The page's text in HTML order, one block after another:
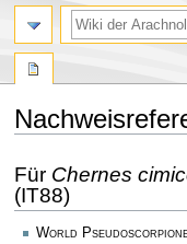
Navigation
springen
Suche
springen
Für Chernes
(IT88)
World